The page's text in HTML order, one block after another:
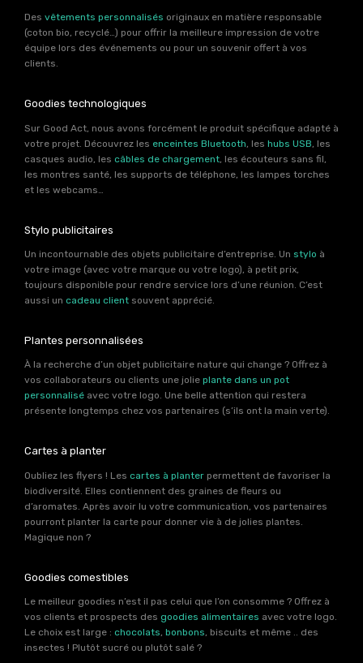
Des vêtements personnalisés originaux en matière responsable
(coton bio, recyclé…) pour offrir la meilleure impression de votre
équipe lors des événements ou pour un souvenir offert à vos
clients.
Goodies technologiques
Sur Good Act, nous avons forcément le produit spécifique adapté à
votre projet. Découvrez les enceintes Bluetooth , les hubs USB , les
casques audio, les câbles de chargement , les écouteurs sans fil,
les montres santé, les supports de téléphone, les lampes torches
et les webcams…
Stylo publicitaires
Un incontournable des objets publicitaire d’entreprise. Un stylo à
votre image (avec votre marque ou votre logo), à petit prix,
toujours disponible pour rendre service lors d’une réunion. C’est
aussi un cadeau client souvent apprécié.
Plantes personnalisées
À la recherche d’un objet publicitaire nature qui change ? Offrez à
vos collaborateurs ou clients une jolie plante dans un pot
personnalisé avec votre logo. Une belle attention qui restera
présente longtemps chez vos partenaires (s’ils ont la main verte).
Cartes à planter
Oubliez les flyers ! Les cartes à planter permettent de favoriser la
biodiversité. Elles contiennent des graines de fleurs ou
d’aromates. Après avoir lu votre communication, vos partenaires
pourront planter la carte pour donner vie à de jolies plantes.
Magique non ?
Goodies comestibles
Le meilleur goodies n’est il pas celui que l’on consomme ? Offrez à
vos clients et prospects des goodies alimentaires avec votre logo.
Le choix est large : chocolats, bonbons, biscuits et même .. des
insectes ! Plutôt sucré ou plutôt salé ?